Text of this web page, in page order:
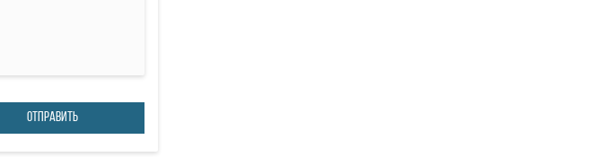
ОТПРАВИТЬ